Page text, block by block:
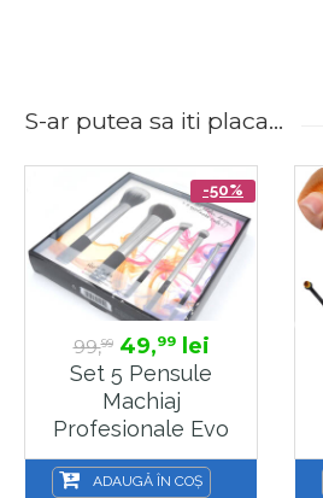
S-ar putea sa iti placa...
-50%
99,99 49,99lei
Set 5 Pensule
Machiaj
Profesionale Evo
RT Silver Make-Up
ADAUGĂ ÎN COȘ